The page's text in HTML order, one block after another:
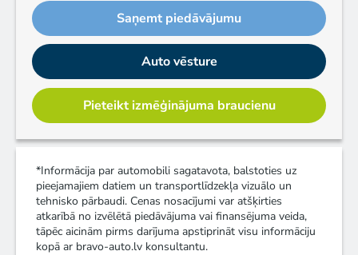
Saņemt piedāvājumu
Auto vēsture
Pieteikt izmēģinājuma braucienu
*Informācija par automobili sagatavota, balstoties uz
pieejamajiem datiem un transportlīdzekļa vizuālo un
tehnisko pārbaudi. Cenas nosacījumi var atšķirties
atkarībā no izvēlētā piedāvājuma vai finansējuma veida,
tāpēc aicinām pirms darījuma apstiprināt visu informāciju
kopā ar bravo-auto.lv konsultantu.